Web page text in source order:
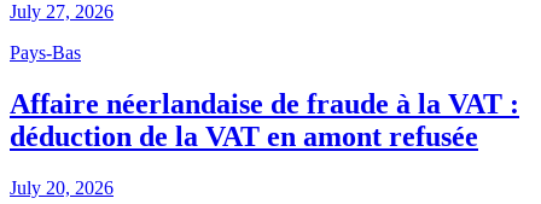
July 27, 2026
Pays-Bas
Affaire néerlandaise de fraude à la VAT :
déduction de la VAT en amont refusée
July 20, 2026